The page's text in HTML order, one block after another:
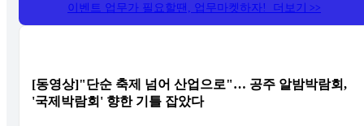
이벤트 업무가 필요할땐, 업무마켓하자! 더보기 >>
[동영상]"단순 축제 넘어 산업으로"… 공주 알밤박람회,
'국제박람회' 향한 기틀 잡았다